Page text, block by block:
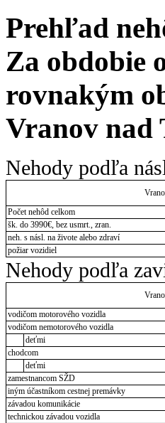
Prehľad
Za obdobie
rovnakým
Vranov nad
Nehody podľa
Počet nehôd celkom
šk. do 3990€, bez usmrt., zran.
neh. s násl. na živote alebo zdraví
požiar vozidiel
Nehody podľa
vodičom motorového vozidla
vodičom nemotorového vozidla
deťmi
chodcom
deťmi
zamestnancom SŽD
iným účastníkom cestnej premávky
závadou komunikácie
technickou závadou vozidla